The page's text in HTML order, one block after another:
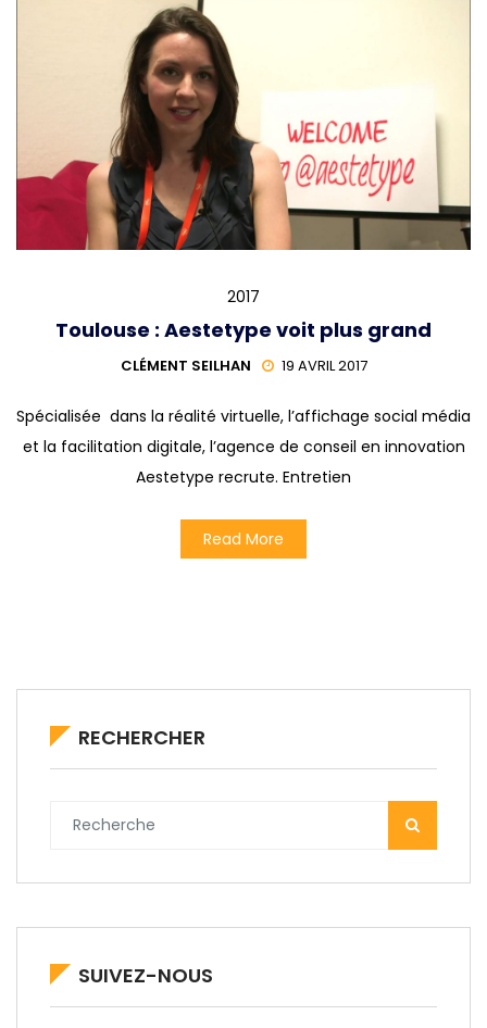
2017
Toulouse : Aestetype voit plus grand
CLÉMENT SEILHAN 19 AVRIL 2017
Spécialisée dans la réalité virtuelle, l’affichage social média
et la facilitation digitale, l’agence de conseil en innovation
Aestetype recrute. Entretien
Read More
RECHERCHER
SUIVEZ-NOUS